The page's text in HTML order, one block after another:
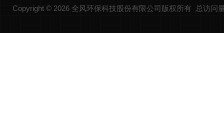
Copyright © 2026 全风环保科技股份有限公司版权所有 总访问